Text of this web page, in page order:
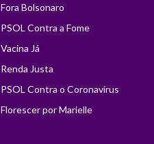
Fora Bolsonaro
PSOL Contra a Fome
Vacina Já
Renda Justa
PSOL Contra o Coronavírus
Florescer por Marielle